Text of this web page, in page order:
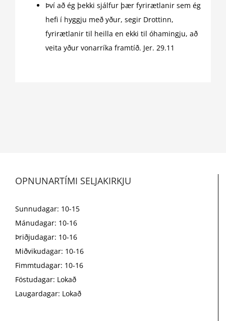
Því að ég þekki sjálfur þær fyrirætlanir sem ég
hefi í hyggju með yður, segir Drottinn,
fyrirætlanir til heilla en ekki til óhamingju, að
veita yður vonarríka framtíð. Jer. 29.11
OPNUNARTÍMI SELJAKIRKJU
Sunnudagar: 10-15
Mánudagar: 10-16
Þriðjudagar: 10-16
Miðvikudagar: 10-16
Fimmtudagar: 10-16
Föstudagar: Lokað
Laugardagar: Lokað